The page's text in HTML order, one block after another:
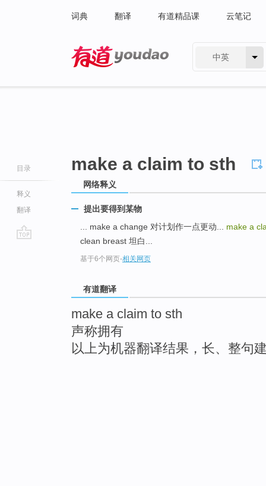
词典 翻译 有道精品课 云笔记
中英
目录
释义
翻译
make a claim to sth
网络释义
提出要得到某物
... make a change 对计划作一点更动... make a
clean breast 坦白...
基于6个网页-相关网页
有道翻译
make a claim to sth
声称拥有
以上为机器翻译结果，长、整句